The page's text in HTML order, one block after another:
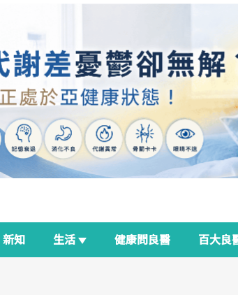
新知 生活 健康問良醫 百大良